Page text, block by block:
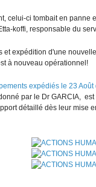
celui-ci tombait en panne
koffi, responsable du
et expédition d'une
à nouveau opérationnel!
expédiés le 23 Août
par le Dr GARCIA,
détaillé dès leur mise